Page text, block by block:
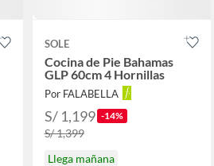
SOLE
Cocina de Pie Bahamas
GLP 60cm 4 Hornillas
Por FALABELLA
S/ 1,199 -14%
S/ 1,399
Llega mañana